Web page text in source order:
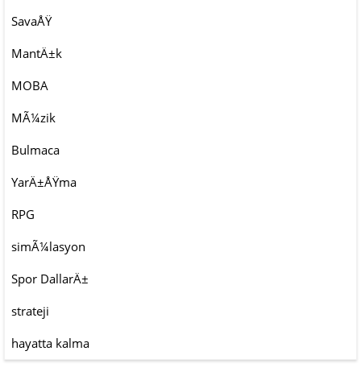
SavaÅŸ
MantÄ±k
MOBA
MÃ¼zik
Bulmaca
YarÄ±ÅŸma
RPG
simÃ¼lasyon
Spor DallarÄ±
strateji
hayatta kalma